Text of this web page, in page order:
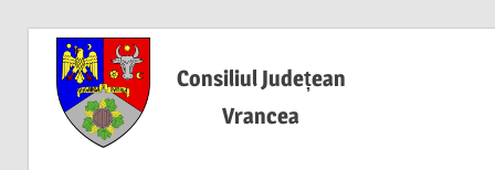
Skip
content
Consiliul Județean
Vrancea